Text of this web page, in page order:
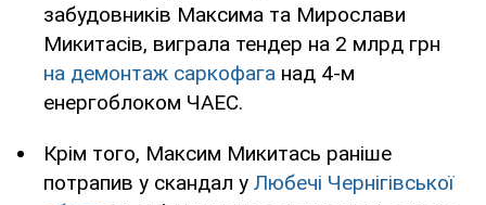
забудовників Максима та Мирослави
Микитасів, виграла тендер на 2 млрд грн
на демонтаж саркофага над 4-м
енергоблоком ЧАЕС.
Крім того, Максим Микитась раніше
потрапив у скандал у Любечі Чернігівської